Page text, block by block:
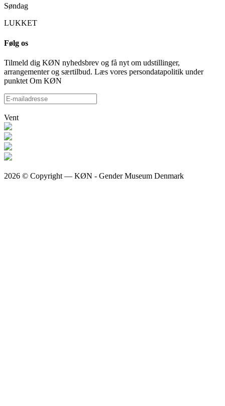
Søndag
LUKKET
Følg os
Tilmeld dig KØN nyhedsbrev og få nyt om udstillinger,
arrangementer og særtilbud. Læs vores persondatapolitik under
punktet Om KØN
Vent
2026 © Copyright — KØN - Gender Museum Denmark